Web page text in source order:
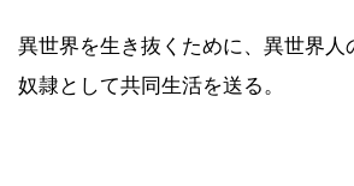
異世界を生き抜くために、異世界人
奴隷として共同生活を送る。